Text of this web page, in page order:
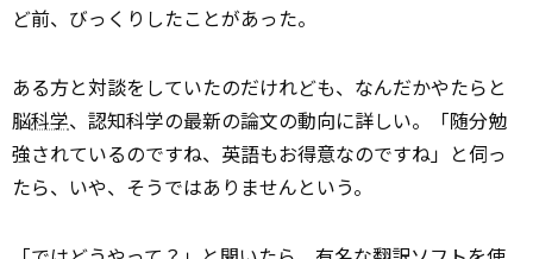
ど前、びっくりしたことがあった。
ある方と対談をしていたのだけれども、なんだかやたらと
脳科学、認知科学の最新の論文の動向に詳しい。「随分勉
強されているのですね、英語もお得意なのですね」と伺っ
たら、いや、そうではありませんという。